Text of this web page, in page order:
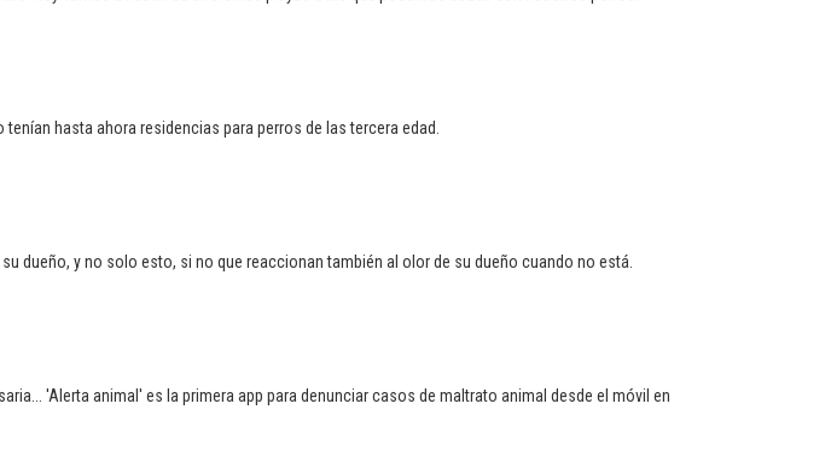
hasta ahora residencias para perros de las tercera edad.
dueño, y no solo esto, si no que reaccionan también al olor de su dueño cuando no está.
'Alerta animal' es la primera app para denunciar casos de maltrato animal desde el móvil en